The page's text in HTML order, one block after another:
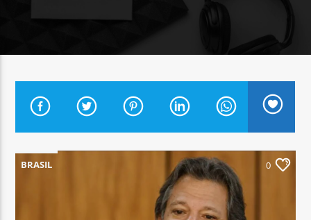
CURRENT TRACK
ARARA AZUL FM 96,9
BRASIL 0